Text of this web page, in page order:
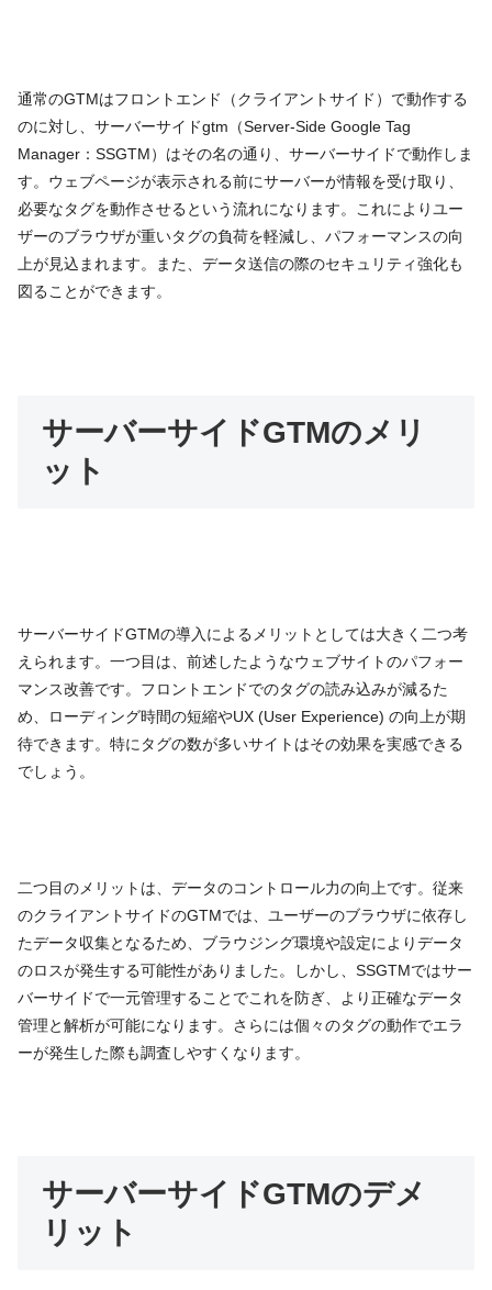
通常のGTMはフロントエンド（クライアントサイド）で動作する
のに対し、サーバーサイドgtm（Server-Side Google Tag
Manager：SSGTM）はその名の通り、サーバーサイドで動作しま
す。ウェブページが表示される前にサーバーが情報を受け取り、
必要なタグを動作させるという流れになります。これによりユー
ザーのブラウザが重いタグの負荷を軽減し、パフォーマンスの向
上が見込まれます。また、データ送信の際のセキュリティ強化も
図ることができます。
サーバーサイドGTMのメリ
ット
サーバーサイドGTMの導入によるメリットとしては大きく二つ考
えられます。一つ目は、前述したようなウェブサイトのパフォー
マンス改善です。フロントエンドでのタグの読み込みが減るた
め、ローディング時間の短縮やUX (User Experience) の向上が期
待できます。特にタグの数が多いサイトはその効果を実感できる
でしょう。
二つ目のメリットは、データのコントロール力の向上です。従来
のクライアントサイドのGTMでは、ユーザーのブラウザに依存し
たデータ収集となるため、ブラウジング環境や設定によりデータ
のロスが発生する可能性がありました。しかし、SSGTMではサー
バーサイドで一元管理することでこれを防ぎ、より正確なデータ
管理と解析が可能になります。さらには個々のタグの動作でエラ
ーが発生した際も調査しやすくなります。
サーバーサイドGTMのデメ
リット